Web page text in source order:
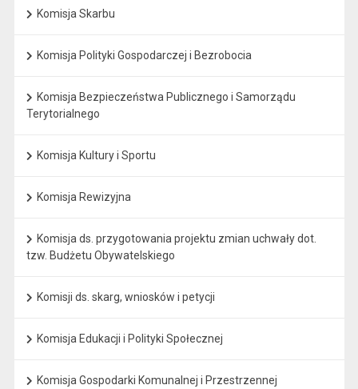
Komisja Skarbu
Komisja Polityki Gospodarczej i Bezrobocia
Komisja Bezpieczeństwa Publicznego i Samorządu
Terytorialnego
Komisja Kultury i Sportu
Komisja Rewizyjna
Komisja ds. przygotowania projektu zmian uchwały dot.
tzw. Budżetu Obywatelskiego
Komisji ds. skarg, wniosków i petycji
Komisja Edukacji i Polityki Społecznej
Komisja Gospodarki Komunalnej i Przestrzennej